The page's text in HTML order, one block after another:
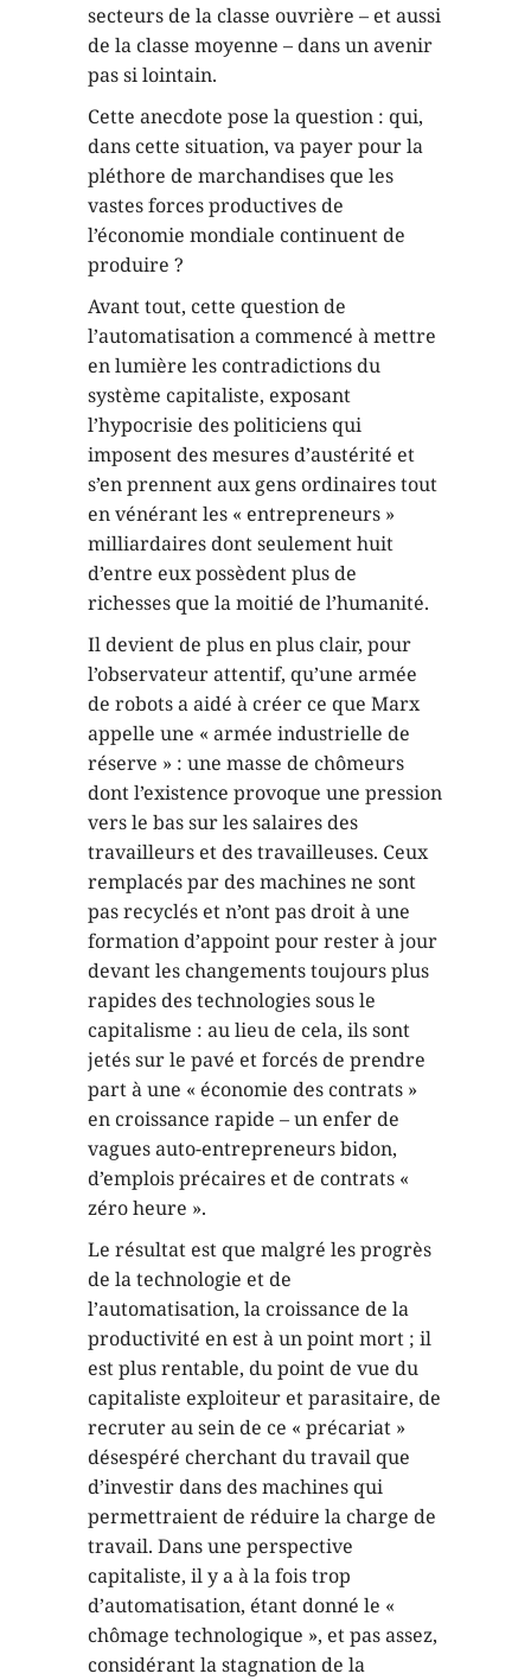
secteurs de la classe ouvrière – et aussi
de la classe moyenne – dans un avenir
pas si lointain.
Cette anecdote pose la question : qui,
dans cette situation, va payer pour la
pléthore de marchandises que les
vastes forces productives de
l’économie mondiale continuent de
produire ?
Avant tout, cette question de
l’automatisation a commencé à mettre
en lumière les contradictions du
système capitaliste, exposant
l’hypocrisie des politiciens qui
imposent des mesures d’austérité et
s’en prennent aux gens ordinaires tout
en vénérant les « entrepreneurs »
milliardaires dont seulement huit
d’entre eux possèdent plus de
richesses que la moitié de l’humanité.
Il devient de plus en plus clair, pour
l’observateur attentif, qu’une armée
de robots a aidé à créer ce que Marx
appelle une « armée industrielle de
réserve » : une masse de chômeurs
dont l’existence provoque une pression
vers le bas sur les salaires des
travailleurs et des travailleuses. Ceux
remplacés par des machines ne sont
pas recyclés et n’ont pas droit à une
formation d’appoint pour rester à jour
devant les changements toujours plus
rapides des technologies sous le
capitalisme : au lieu de cela, ils sont
jetés sur le pavé et forcés de prendre
part à une « économie des contrats »
en croissance rapide – un enfer de
vagues auto-entrepreneurs bidon,
d’emplois précaires et de contrats «
zéro heure ».
Le résultat est que malgré les progrès
de la technologie et de
l’automatisation, la croissance de la
productivité en est à un point mort ; il
est plus rentable, du point de vue du
capitaliste exploiteur et parasitaire, de
recruter au sein de ce « précariat »
désespéré cherchant du travail que
d’investir dans des machines qui
permettraient de réduire la charge de
travail. Dans une perspective
capitaliste, il y a à la fois trop
d’automatisation, étant donné le «
chômage technologique », et pas assez,
considérant la stagnation de la